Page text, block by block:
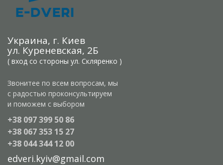
Украина, г. Киев
ул. Куреневская, 2Б
( вход со стороны ул. Скляренко )
Звонитее по всем вопросам, мы
с радостью проконсультируем
и поможем с выбором
+38 097 399 50 86
+38 067 353 15 27
+38 044 344 12 00
edveri.kyiv@gmail.com